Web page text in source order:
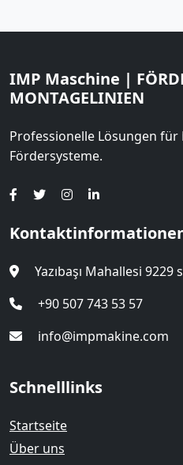
IMP Maschine |
MONTAGELINIEN
Professionelle Lösungen
Fördersysteme.
Yazıbaşı Mahallesi
+90 507 743 53 57
info@impmakine.com
Schnelllinks
Startseite
Über uns